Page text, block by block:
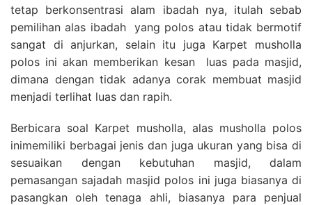
tetap berkonsentrasi alam ibadah nya, itulah sebab
pemilihan alas ibadah yang polos atau tidak bermotif
sangat di anjurkan, selain itu juga Karpet musholla
polos ini akan memberikan kesan luas pada masjid,
dimana dengan tidak adanya corak membuat masjid
menjadi terlihat luas dan rapih.
Berbicara soal Karpet musholla, alas musholla polos
inimemiliki berbagai jenis dan juga ukuran yang bisa di
sesuaikan dengan kebutuhan masjid, dalam
pemasangan sajadah masjid polos ini juga biasanya di
pasangkan oleh tenaga ahli, biasanya para penjual